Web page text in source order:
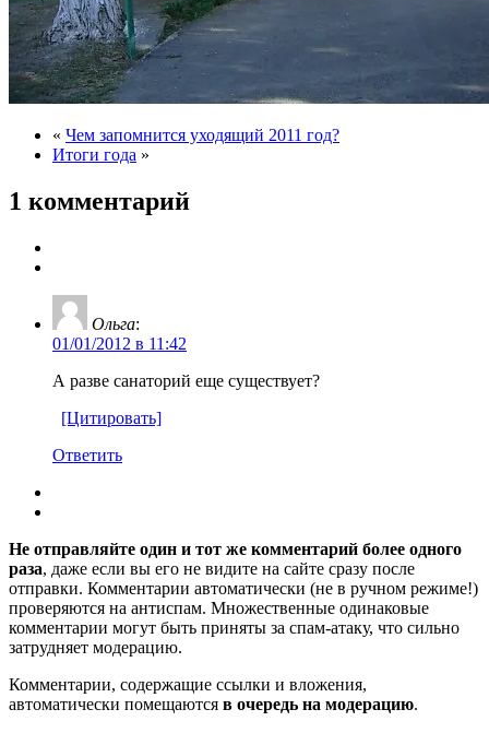
« Чем запомнится уходящий 2011 год?
Итоги года »
1 комментарий
Ольга:
01/01/2012 в 11:42
А разве санаторий еще существует?
[Цитировать]
Ответить
Не отправляйте один и тот же комментарий более одного
раза, даже если вы его не видите на сайте сразу после
отправки. Комментарии автоматически (не в ручном режиме!)
проверяются на антиспам. Множественные одинаковые
комментарии могут быть приняты за спам-атаку, что сильно
затрудняет модерацию.
Комментарии, содержащие ссылки и вложения,
автоматически помещаются в очередь на модерацию.